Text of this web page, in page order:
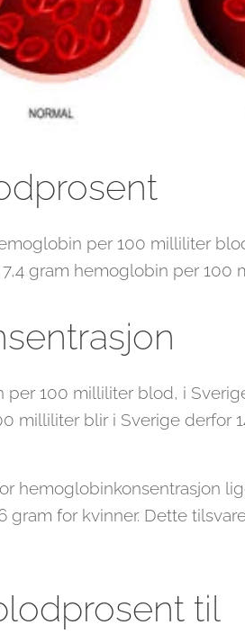
per 100 milliliter
gram hemoglobin per 100
100 milliliter blod, i
milliliter blir i Sverige derfor
hemoglobinkonsentrasjon
for kvinner. Dette
til